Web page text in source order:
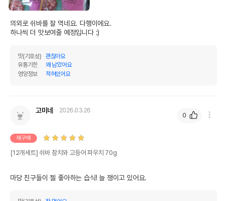
의외로 쉬바를 잘 먹네요. 다행이에요.
하나씩 더 맛보여줄 예정입니다 :)
맛(기호성)
괜찮아요
유통기한
꽤 남았어요
영양정보
적혀있어요
고미네 2026.03.26
재구매
[12개세트] 쉬바 참치와 고등어 파우치 70g
마당 친구들이 젤 좋아하는 습식! 늘 쟁이고 있어요.
0